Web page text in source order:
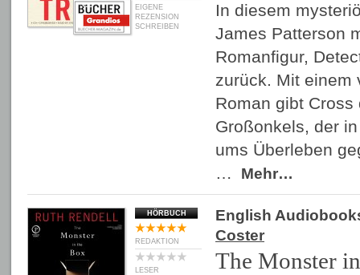
EIGENE
REZENSION
SCHREIBEN
In diesem
James Patterson
Romanfigur,
zurück. Mit einem
Roman gibt
Großonkels, der
ums Überleben
…
Mehr…
HÖRBUCH
REDAKTION
LESER
English
Coster
The Monster